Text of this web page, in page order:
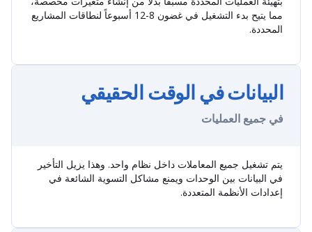
مما يتيح بدء التشغيل في غضون 8-12 أسبوعاً لنطاقات المشاريع
المحددة.
البيانات في الوقت الحقيقي
في جميع العمليات
يتم تشغيل جميع المعاملات داخل نظام واحد. وهذا يزيل التأخير
في البيانات بين الوحدات ويمنع مشاكل التسوية الشائعة في
إعدادات الأنظمة المتعددة.